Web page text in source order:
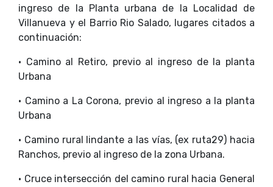
ingreso de la Planta urbana de la Localidad de
Villanueva y el Barrio Rio Salado, lugares citados a
continuación:
• Camino al Retiro, previo al ingreso de la planta
Urbana
• Camino a La Corona, previo al ingreso a la planta
Urbana
• Camino rural lindante a las vías, (ex ruta29) hacia
Ranchos, previo al ingreso de la zona Urbana.
• Cruce intersección del camino rural hacia General